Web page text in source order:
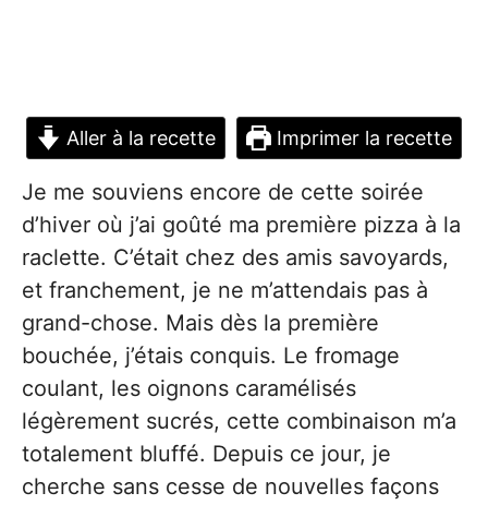
Aller à la recette Imprimer la recette
Je me souviens encore de cette soirée
d’hiver où j’ai goûté ma première pizza à la
raclette. C’était chez des amis savoyards,
et franchement, je ne m’attendais pas à
grand-chose. Mais dès la première
bouchée, j’étais conquis. Le fromage
coulant, les oignons caramélisés
légèrement sucrés, cette combinaison m’a
totalement bluffé. Depuis ce jour, je
cherche sans cesse de nouvelles façons